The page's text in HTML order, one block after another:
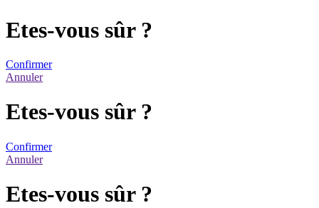
Etes-vous sûr ?
Confirmer
Annuler
Etes-vous sûr ?
Confirmer
Annuler
Etes-vous sûr ?